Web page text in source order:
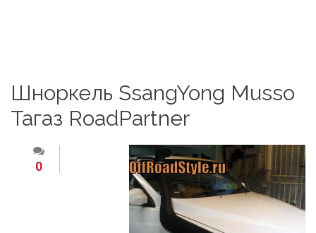
Шноркель SsangYong Musso
Тагаз RoadPartner
0